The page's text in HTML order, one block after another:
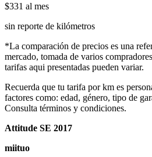
$331 al mes
sin reporte de kilómetros
*La comparación de precios es una
mercado, tomada de varios
tarifas aqui presentadas pueden variar.
Recuerda que tu tarifa por km es
factores como: edad, género, tipo de
Consulta términos y condiciones.
Attitude SE 2017
miituo